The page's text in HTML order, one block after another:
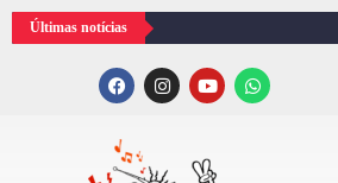
Últimas notícias